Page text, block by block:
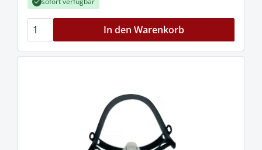
In den Warenkorb